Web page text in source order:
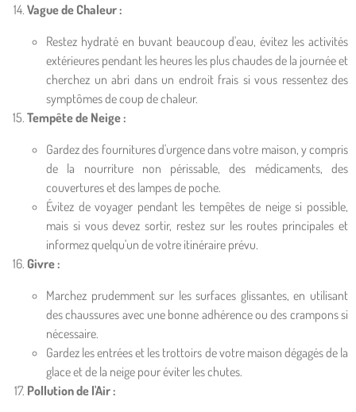
Vague de Chaleur :
Restez hydraté en buvant beaucoup d'eau, évitez les activités
extérieures pendant les heures les plus chaudes de la journée et
cherchez un abri dans un endroit frais si vous ressentez des
symptômes de coup de chaleur.
Tempête de Neige :
Gardez des fournitures d'urgence dans votre maison, y compris
de la nourriture non périssable, des médicaments, des
couvertures et des lampes de poche.
Évitez de voyager pendant les tempêtes de neige si possible,
mais si vous devez sortir, restez sur les routes principales et
informez quelqu'un de votre itinéraire prévu.
Givre :
Marchez prudemment sur les surfaces glissantes, en utilisant
des chaussures avec une bonne adhérence ou des crampons si
nécessaire.
Gardez les entrées et les trottoirs de votre maison dégagés de la
glace et de la neige pour éviter les chutes.
Pollution de l'Air :